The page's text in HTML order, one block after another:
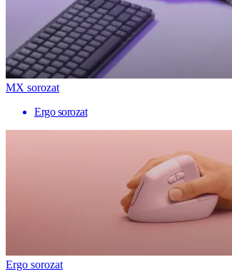
MX sorozat
Ergo sorozat
Ergo sorozat